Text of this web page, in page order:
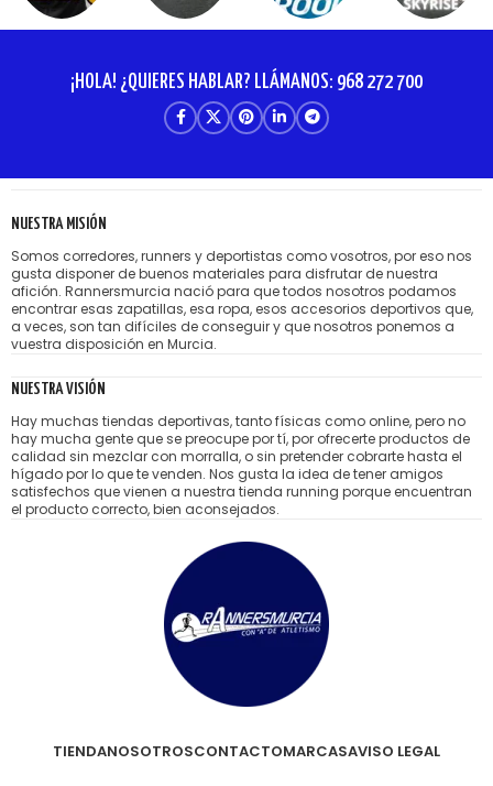
¡HOLA! ¿QUIERES HABLAR? LLÁMANOS: 968 272 700
NUESTRA MISIÓN
Somos corredores, runners y deportistas como vosotros, por eso nos
gusta disponer de buenos materiales para disfrutar de nuestra
afición. Rannersmurcia nació para que todos nosotros podamos
encontrar esas zapatillas, esa ropa, esos accesorios deportivos que,
a veces, son tan difíciles de conseguir y que nosotros ponemos a
vuestra disposición en Murcia.
NUESTRA VISIÓN
Hay muchas tiendas deportivas, tanto físicas como online, pero no
hay mucha gente que se preocupe por tí, por ofrecerte productos de
calidad sin mezclar con morralla, o sin pretender cobrarte hasta el
hígado por lo que te venden. Nos gusta la idea de tener amigos
satisfechos que vienen a nuestra tienda running porque encuentran
el producto correcto, bien aconsejados.
TIENDANOSOTROSCONTACTOMARCASAVISO LEGAL